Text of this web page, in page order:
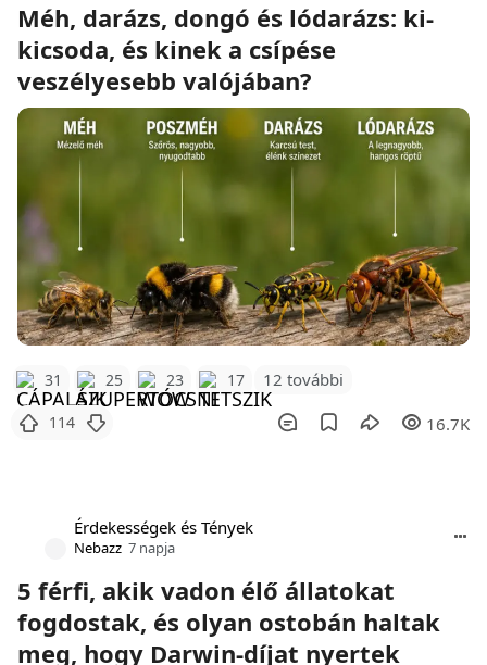
Méh, darázs, dongó és lódarázs: ki-
kicsoda, és kinek a csípése
veszélyesebb valójában?
31 25 23 17 12 további
114 16.7K
Érdekességek és Tények
Nebazz 7 napja
5 férfi, akik vadon élő állatokat
fogdostak, és olyan ostobán haltak
meg, hogy Darwin-díjat nyertek